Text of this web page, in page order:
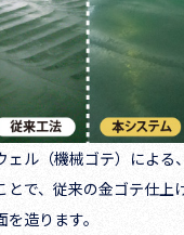
ェル（機械ゴテ）による
とで、従来の金ゴテ仕上
造ります。